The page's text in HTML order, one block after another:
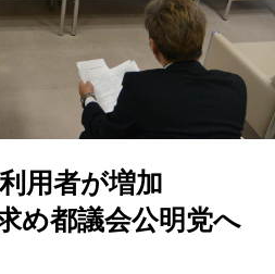
用者が増加
め都議会公明党へ